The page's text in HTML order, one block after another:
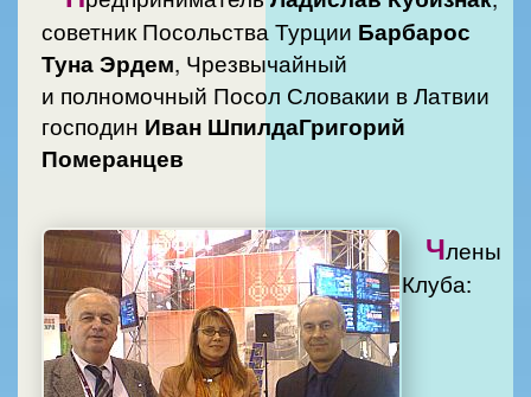
советник Посольства Турции Барбарос
Туна Эрдем, Чрезвычайный
и полномочный Посол Словакии в Латвии
господин Иван ШпилдаГригорий
Померанцев
Члены
Клуба: